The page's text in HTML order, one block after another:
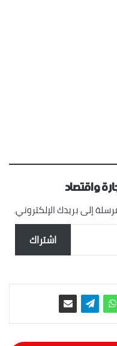
واقتصاد
إلى بريدك الإلكتروني.
اشتراك